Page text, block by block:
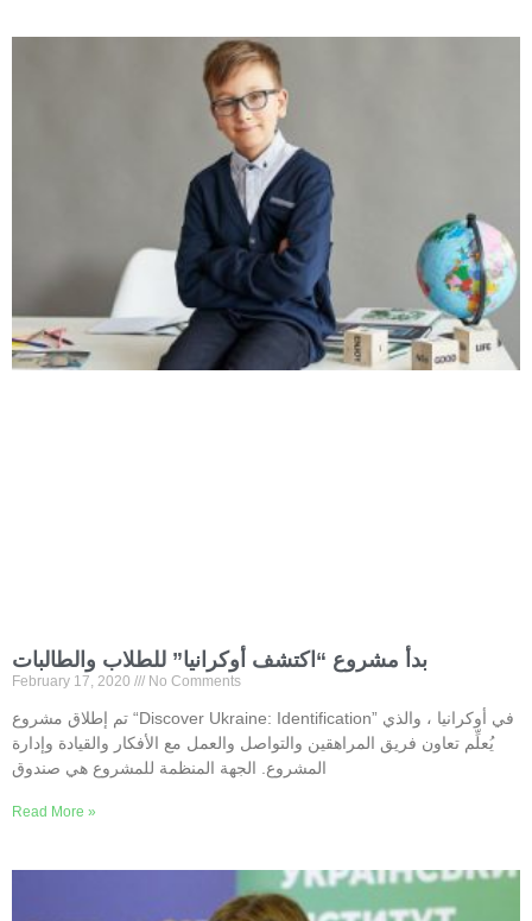
بدأ مشروع “اكتشف أوكرانيا” للطلاب والطالبات
February 17, 2020 No Comments
تم إطلاق مشروع “Discover Ukraine: Identification” في أوكرانيا ، والذي
يُعلِّم تعاون فريق المراهقين والتواصل والعمل مع الأفكار والقيادة وإدارة
المشروع. الجهة المنظمة للمشروع هي صندوق
Read More »